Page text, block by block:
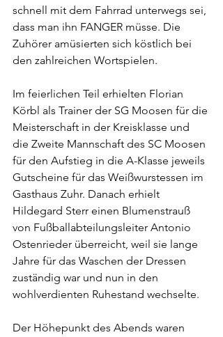
schnell mit dem Fahrrad unterwegs sei,
dass man ihn FANGER müsse. Die
Zuhörer amüsierten sich köstlich bei
den zahlreichen Wortspielen.
Im feierlichen Teil erhielten Florian
Körbl als Trainer der SG Moosen für die
Meisterschaft in der Kreisklasse und
die Zweite Mannschaft des SC Moosen
für den Aufstieg in die A-Klasse jeweils
Gutscheine für das Weißwurstessen im
Gasthaus Zuhr. Danach erhielt
Hildegard Sterr einen Blumenstrauß
von Fußballabteilungsleiter Antonio
Ostenrieder überreicht, weil sie lange
Jahre für das Waschen der Dressen
zuständig war und nun in den
wohlverdienten Ruhestand wechselte.
Der Höhepunkt des Abends waren